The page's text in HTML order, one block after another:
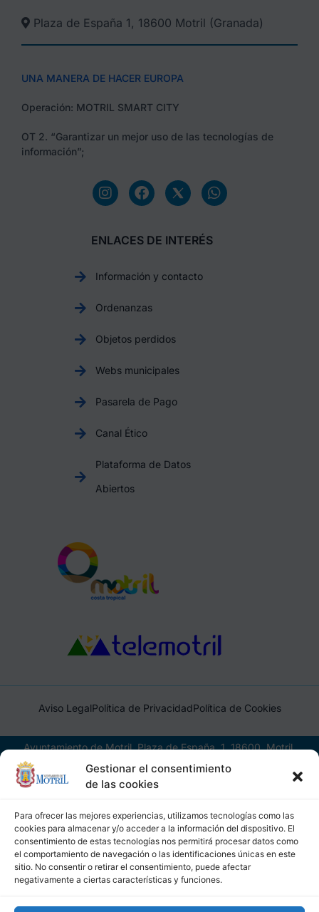
Gestionar el consentimiento
de las cookies
Para ofrecer las mejores experiencias, utilizamos tecnologías como las
cookies para almacenar y/o acceder a la información del dispositivo. El
consentimiento de estas tecnologías nos permitirá procesar datos como
el comportamiento de navegación o las identificaciones únicas en este
sitio. No consentir o retirar el consentimiento, puede afectar
negativamente a ciertas características y funciones.
Plaza de España 1, 18600 Motril (Granada)​
UNA MANERA DE HACER EUROPA
Operación: MOTRIL SMART CITY
OT 2. “Garantizar un mejor uso de las tecnologías de
información”;
ENLACES DE INTERÉS
Información y contacto
Ordenanzas
Objetos perdidos
Webs municipales
Pasarela de Pago
Canal Ético
Plataforma de Datos
Abiertos
Aviso LegalPolítica de PrivacidadPolítica de Cookies
Ayuntamiento de Motril, Plaza de España, 1, 18600, Motril,
(Granada), CIF: P1814200J, DIR3: L01181400